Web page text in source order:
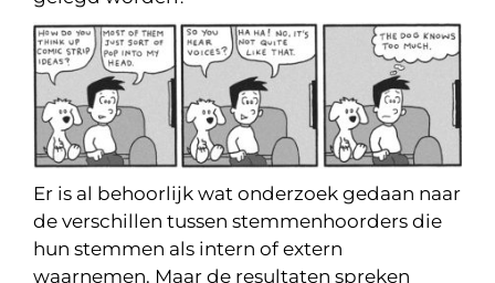
Er is al behoorlijk wat onderzoek gedaan naar
de verschillen tussen stemmenhoorders die
hun stemmen als intern of extern
waarnemen. Maar de resultaten spreken